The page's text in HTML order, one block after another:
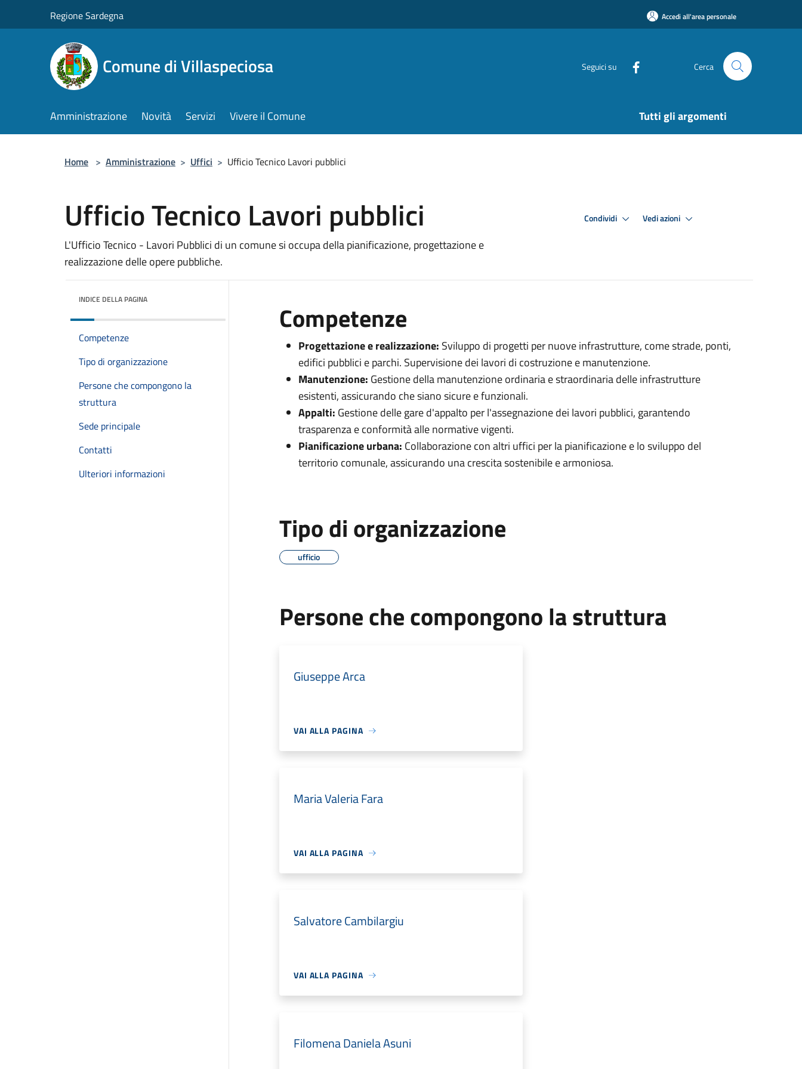
Regione Sardegna Accedi all'area personale
Comune di Villaspeciosa Seguici su Cerca
Amministrazione Novità Servizi Vivere il Comune Tutti gli argomenti
Home > Amministrazione > Uffici > Ufficio Tecnico Lavori pubblici
Ufficio Tecnico Lavori pubblici
L'Ufficio Tecnico - Lavori Pubblici di un comune si occupa della pianificazione, progettazione e
realizzazione delle opere pubbliche.
Condividi Vedi azioni
INDICE DELLA PAGINA
Competenze
Tipo di organizzazione
Persone che compongono la
struttura
Sede principale
Contatti
Ulteriori informazioni
Competenze
Progettazione e realizzazione: Sviluppo di progetti per nuove infrastrutture, come strade, ponti,
edifici pubblici e parchi. Supervisione dei lavori di costruzione e manutenzione.
Manutenzione: Gestione della manutenzione ordinaria e straordinaria delle infrastrutture
esistenti, assicurando che siano sicure e funzionali.
Appalti: Gestione delle gare d'appalto per l'assegnazione dei lavori pubblici, garantendo
trasparenza e conformità alle normative vigenti.
Pianificazione urbana: Collaborazione con altri uffici per la pianificazione e lo sviluppo del
territorio comunale, assicurando una crescita sostenibile e armoniosa.
Tipo di organizzazione
ufficio
Persone che compongono la struttura
Giuseppe Arca
VAI ALLA PAGINA
Maria Valeria Fara
VAI ALLA PAGINA
Salvatore Cambilargiu
VAI ALLA PAGINA
Filomena Daniela Asuni